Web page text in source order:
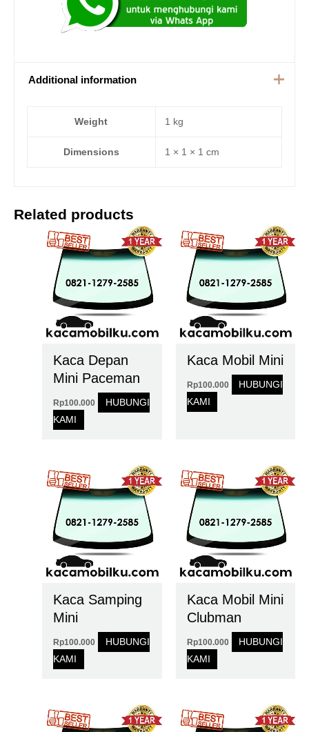
Additional information
Weight 1 kg
Dimensions 1 × 1 × 1 cm
Related products
Kaca Depan
Mini Paceman
Rp100.000
HUBUNGI
KAMI
Kaca Mobil Mini
Rp100.000
HUBUNGI
KAMI
Kaca Samping
Mini
Rp100.000
HUBUNGI
KAMI
Kaca Mobil Mini
Clubman
Rp100.000
HUBUNGI
KAMI